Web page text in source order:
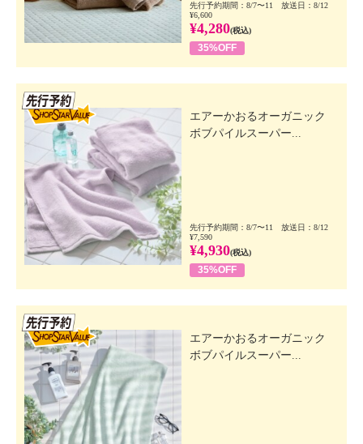
先行予約期間：8/7〜11 放送日：8/12
¥6,600
¥4,280(税込)
35%OFF
エアーかおるオーガニック
ボブパイルスーパー...
先行予約期間：8/7〜11 放送日：8/12
¥7,590
¥4,930(税込)
35%OFF
エアーかおるオーガニック
ボブパイルスーパー...